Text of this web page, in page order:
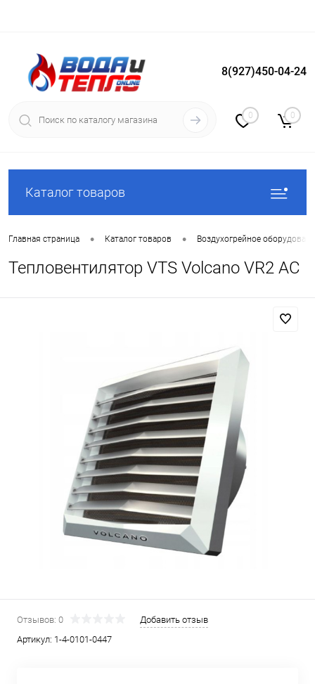
Вход Регистрация
8(927)450-04-24
0 0
Каталог товаров
Главная страница • Каталог товаров • Воздухогрейное
Тепловентилятор VTS Volcano VR2 AC
Отзывов: 0
Добавить отзыв
Артикул: 1-4-0101-0447